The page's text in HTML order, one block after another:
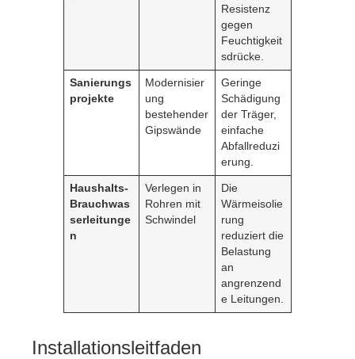
Resistenz
gegen
Feuchtigkeit
sdrücke.
Sanierungs
projekte
Modernisier
ung
bestehender
Gipswände
Geringe
Schädigung
der Träger,
einfache
Abfallreduzi
erung.
Haushalts‑
Brauchwas
serleitunge
n
Verlegen in
Rohren mit
Schwindel
Die
Wärmeisolie
rung
reduziert die
Belastung
an
angrenzend
e Leitungen.
Installations­leitfaden